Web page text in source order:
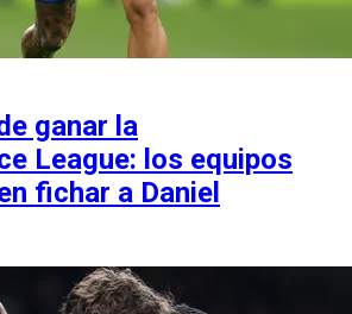
ganar la
League: los equipos
fichar a Daniel